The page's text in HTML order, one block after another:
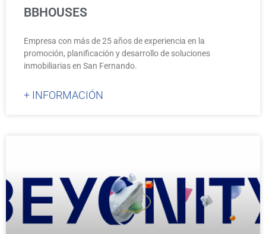
BBHOUSES
Empresa con más de 25 años de experiencia en la
promoción, planificación y desarrollo de soluciones
inmobiliarias en San Fernando.
+ INFORMACIÓN